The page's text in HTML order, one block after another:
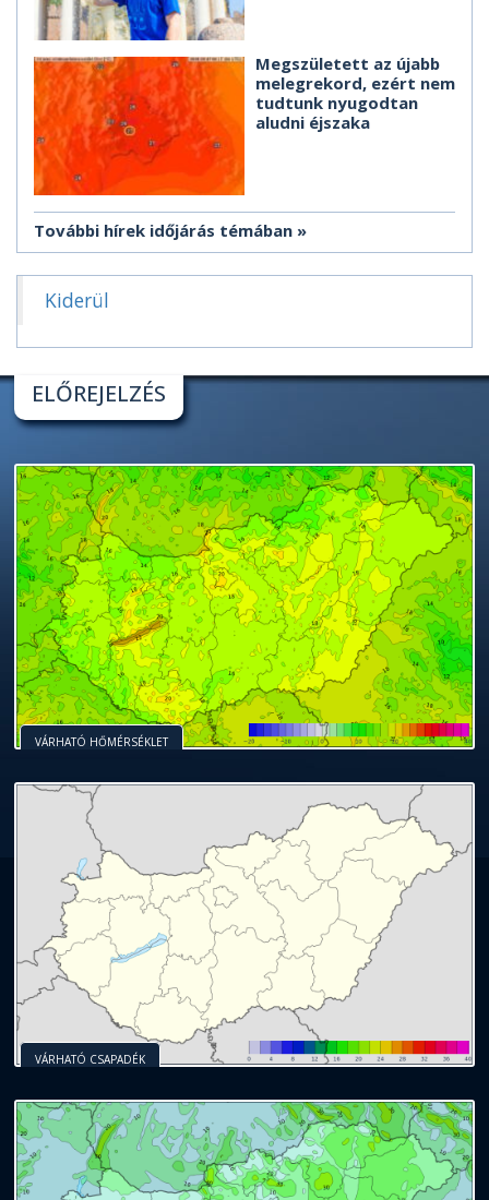
Megszületett az újabb
melegrekord, ezért nem
tudtunk nyugodtan
aludni éjszaka
További hírek időjárás témában
Kiderül
ELŐREJELZÉS
VÁRHATÓ HŐMÉRSÉKLET
VÁRHATÓ CSAPADÉK